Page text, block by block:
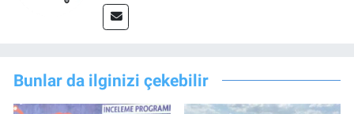
Bunlar da ilginizi çekebilir